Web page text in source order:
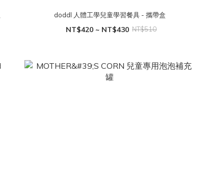
doddl 人體工學兒童學習餐具 - 攜帶盒
NT$420 ~ NT$430 NT$510